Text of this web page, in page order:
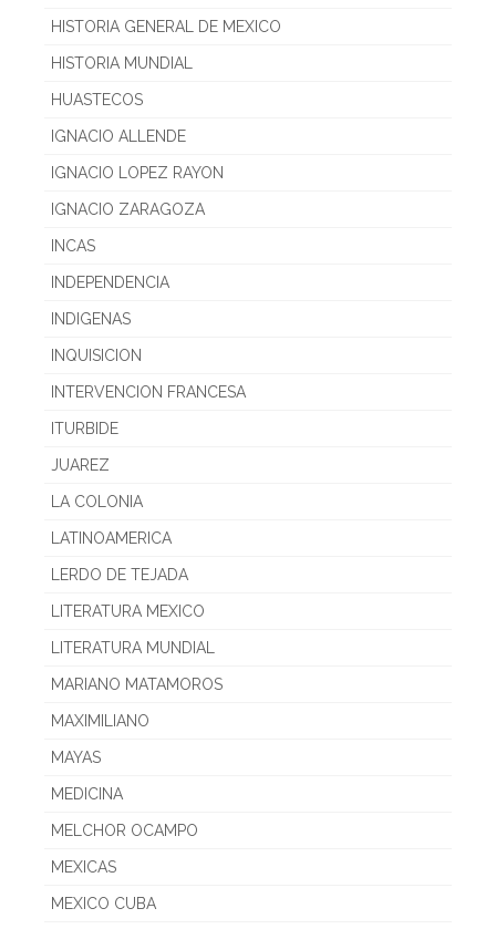
HISTORIA GENERAL DE MEXICO
HISTORIA MUNDIAL
HUASTECOS
IGNACIO ALLENDE
IGNACIO LOPEZ RAYON
IGNACIO ZARAGOZA
INCAS
INDEPENDENCIA
INDIGENAS
INQUISICION
INTERVENCION FRANCESA
ITURBIDE
JUAREZ
LA COLONIA
LATINOAMERICA
LERDO DE TEJADA
LITERATURA MEXICO
LITERATURA MUNDIAL
MARIANO MATAMOROS
MAXIMILIANO
MAYAS
MEDICINA
MELCHOR OCAMPO
MEXICAS
MEXICO CUBA